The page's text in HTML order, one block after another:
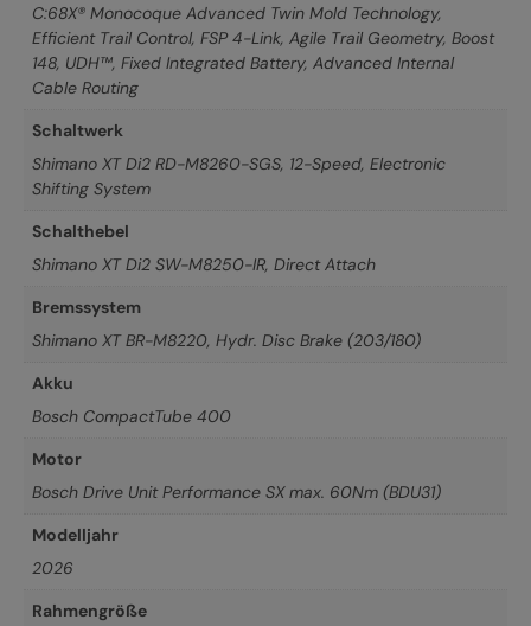
C:68X® Monocoque Advanced Twin Mold Technology,
Efficient Trail Control, FSP 4-Link, Agile Trail Geometry, Boost
148, UDH™, Fixed Integrated Battery, Advanced Internal
Cable Routing
Schaltwerk
Shimano XT Di2 RD-M8260-SGS, 12-Speed, Electronic
Shifting System
Schalthebel
Shimano XT Di2 SW-M8250-IR, Direct Attach
Bremssystem
Shimano XT BR-M8220, Hydr. Disc Brake (203/180)
Akku
Bosch CompactTube 400
Motor
Bosch Drive Unit Performance SX max. 60Nm (BDU31)
Modelljahr
2026
Rahmengröße